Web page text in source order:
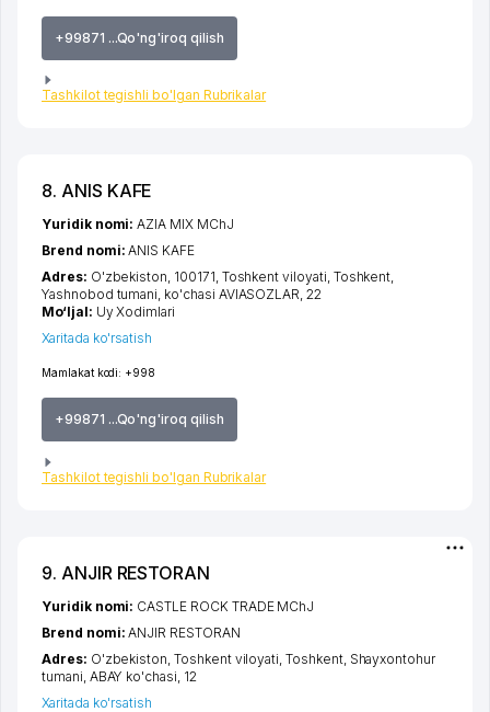
+99871 ...Qo'ng'iroq qilish
Tashkilot tegishli bo'lgan Rubrikalar
8. ANIS KAFE
Mamlakat kodi: +998
+99871 ...Qo'ng'iroq qilish
Tashkilot tegishli bo'lgan Rubrikalar
Yuridik nomi:AZIA MIX MChJ
Brend nomi:ANIS KAFE
Adres: O'zbekiston, 100171, Toshkent viloyati, Toshkent,
Yashnobod tumani, ko'chasi AVIASOZLAR, 22
Mo‘ljal: Uy Xodimlari
Xaritada ko'rsatish
9. ANJIR RESTORAN
Yuridik nomi: CASTLE ROCK TRADE MChJ
Brend nomi:ANJIR RESTORAN
Adres: O'zbekiston,Toshkent viloyati ,Toshkent, Shayxontohur
tumani , ABAY ko'chasi, 12
Xaritada ko'rsatish